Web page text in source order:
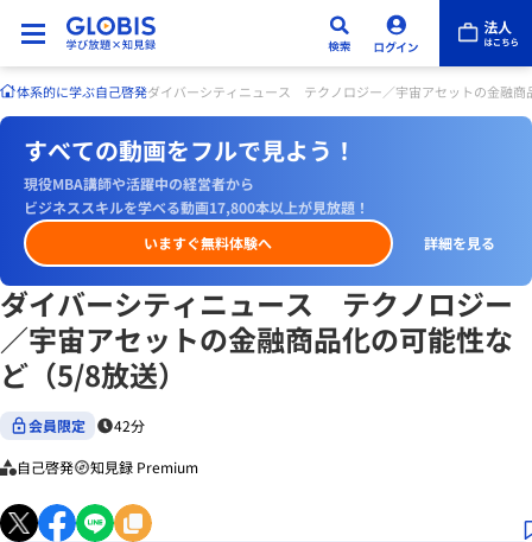
体系的に学ぶ自己啓発ダイバーシティニュース テクノロジー／宇宙アセットの金融商
すべての動画をフルで見よう！
現役MBA講師や活躍中の経営者から
ビジネススキルを学べる動画17,800本以上が見放題！
いますぐ無料体験へ
詳細を見る
ダイバーシティニュース テクノロジー
／宇宙アセットの金融商品化の可能性な
ど（5/8放送）
会員限定 42分
自己啓発 知見録 Premium